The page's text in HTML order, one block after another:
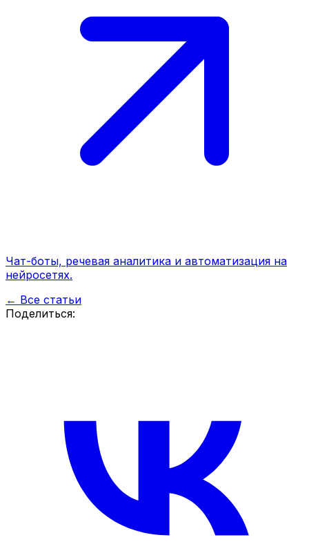
Чат-боты, речевая аналитика и автоматизация на
нейросетях.
← Все статьи
Поделиться: